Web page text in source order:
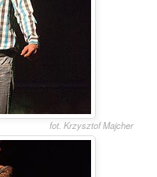
fot. Krzysztof Majcher